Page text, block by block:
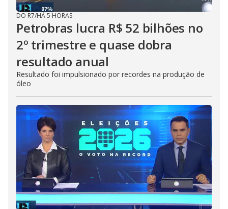
DO R7/HÁ 5 HORAS
Petrobras lucra R$ 52 bilhões no
2º trimestre e quase dobra
resultado anual
Resultado foi impulsionado por recordes na produção de
óleo